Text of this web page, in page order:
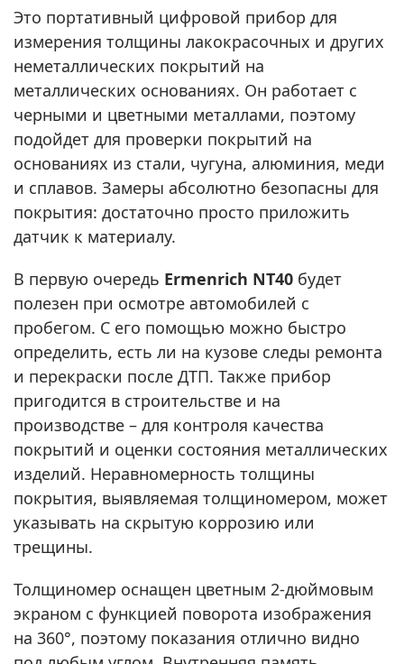
Это портативный цифровой прибор для
измерения толщины лакокрасочных и других
неметаллических покрытий на
металлических основаниях. Он работает с
черными и цветными металлами, поэтому
подойдет для проверки покрытий на
основаниях из стали, чугуна, алюминия, меди
и сплавов. Замеры абсолютно безопасны для
покрытия: достаточно просто приложить
датчик к материалу.
В первую очередь Ermenrich NT40 будет
полезен при осмотре автомобилей с
пробегом. С его помощью можно быстро
определить, есть ли на кузове следы ремонта
и перекраски после ДТП. Также прибор
пригодится в строительстве и на
производстве – для контроля качества
покрытий и оценки состояния металлических
изделий. Неравномерность толщины
покрытия, выявляемая толщиномером, может
указывать на скрытую коррозию или
трещины.
Толщиномер оснащен цветным 2-дюймовым
экраном с функцией поворота изображения
на 360°, поэтому показания отлично видно